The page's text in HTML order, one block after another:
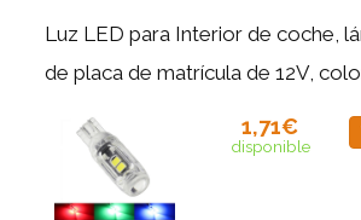
Luz LED para Interior de coche,
de placa de matrícula de 12V,
1,71€
disponible